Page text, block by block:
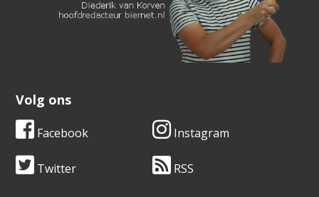
Volg ons
Facebook Instagram
Twitter RSS